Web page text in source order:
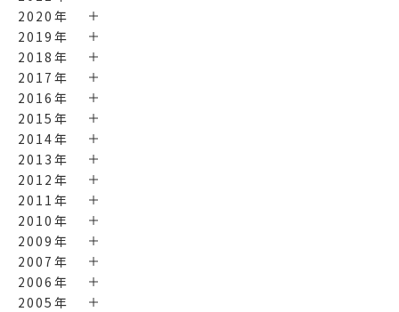
2020年
2019年
2018年
2017年
2016年
2015年
2014年
2013年
2012年
2011年
2010年
2009年
2007年
2006年
2005年